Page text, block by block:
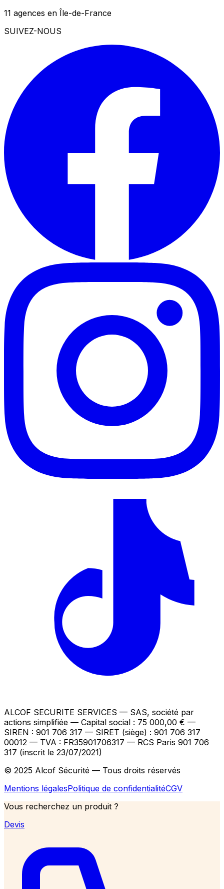
11 agences en Île-de-France
SUIVEZ-NOUS
ALCOF SECURITE SERVICES — SAS, société par
actions simplifiée — Capital social : 75 000,00 € —
SIREN : 901 706 317 — SIRET (siège) : 901 706 317
00012 — TVA : FR35901706317 — RCS Paris 901 706
317 (inscrit le 23/07/2021)
© 2025 Alcof Sécurité — Tous droits réservés
Mentions légalesPolitique de confidentialitéCGV
Vous recherchez un produit ?
Devis